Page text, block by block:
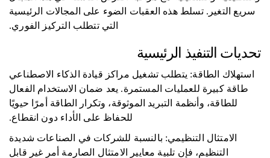
سريع التغير. تسلط هذه العقبات الضوء على المجالات الرئيسية
التي تتطلب التركيز الفوري.
تحديات التنفيذ الرئيسية
استهلاك الطاقة: يتطلب تشغيل مراكز قيادة الذكاء الاصطناعي
طاقة كبيرة للعمليات المستمرة. يعد ضمان الاستخدام الفعال
للطاقة، وأنظمة التبريد الموثوقة، وتكرار الطاقة أمرًا حيويًا
للحفاظ على الأداء دون انقطاع.
الامتثال التنظيمي: بالنسبة للشركات في الصناعات شديدة
التنظيم، فإن تلبية معايير الامتثال الصارمة أمر غير قابل